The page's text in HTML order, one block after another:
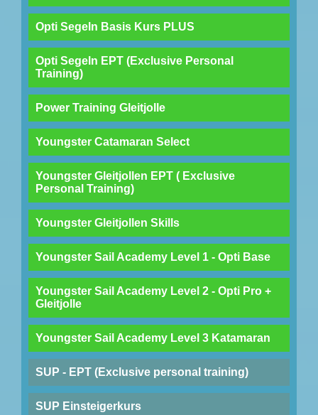
Opti Segeln Basis Kurs PLUS
Opti Segeln EPT (Exclusive Personal
Training)
Power Training Gleitjolle
Youngster Catamaran Select
Youngster Gleitjollen EPT ( Exclusive
Personal Training)
Youngster Gleitjollen Skills
Youngster Sail Academy Level 1 - Opti Base
Youngster Sail Academy Level 2 - Opti Pro +
Gleitjolle
Youngster Sail Academy Level 3 Katamaran
SUP - EPT (Exclusive personal training)
SUP Einsteigerkurs